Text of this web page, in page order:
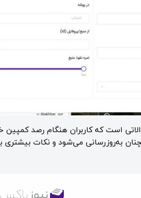
است که کاربران هنگام رصد کمپین
به‌روزرسانی می‌شود و نکات بیشتری